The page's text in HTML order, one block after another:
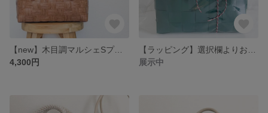
【new】木目調マルシェSプラカゴバック
4,300円
展示中